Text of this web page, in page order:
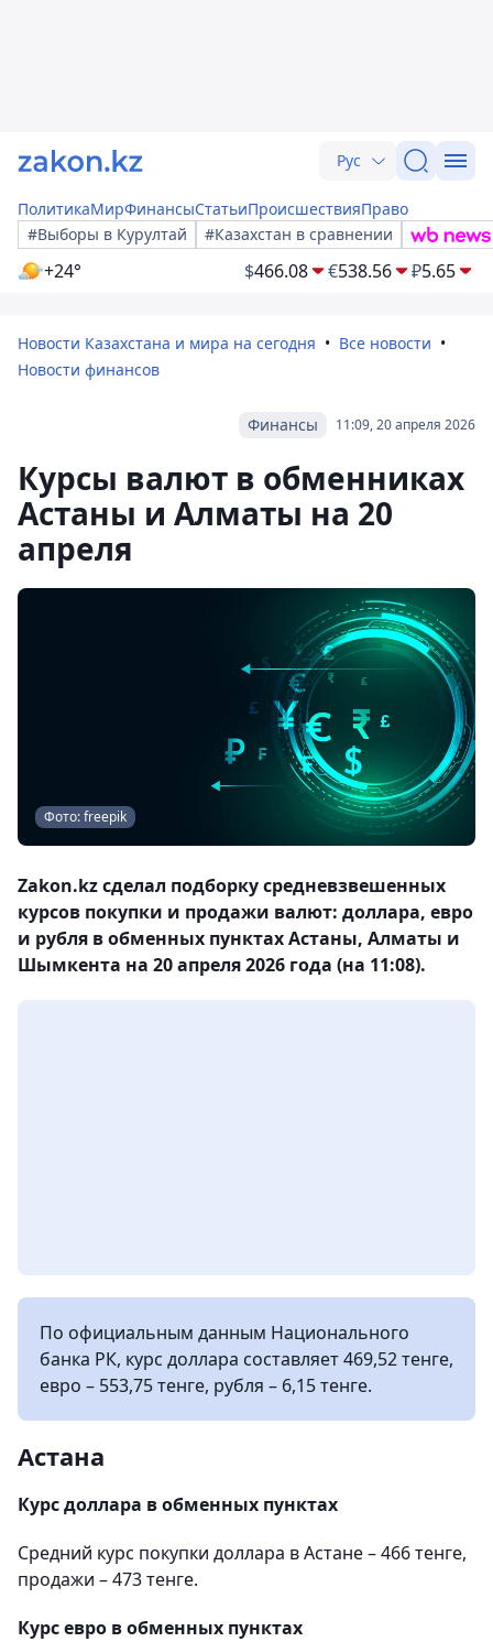
Рус
ПолитикаМирФинансыСтатьиПроисшествияПраво
#Выборы в Курултай
#Казахстан в сравнении
+24° $466.08 €538.56 ₽5.65
Новости Казахстана и мира на сегодня
Все новости
Новости финансов
11:09, 20 апреля 2026
Финансы
Курсы валют в обменниках
Астаны и Алматы на 20
апреля
Фото: freepik
Zakon.kz сделал подборку средневзвешенных
курсов покупки и продажи валют: доллара, евро
и рубля в обменных пунктах Астаны, Алматы и
Шымкента на 20 апреля 2026 года (на 11:08).
По официальным данным Национального
банка РК, курс доллара составляет 469,52 тенге,
евро – 553,75 тенге, рубля – 6,15 тенге.
Астана
Курс доллара в обменных пунктах
Средний курс покупки доллара в Астане – 466 тенге,
продажи – 473 тенге.
Курс евро в обменных пунктах